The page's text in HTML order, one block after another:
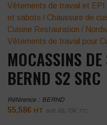
Vêtements de travail et EPI
et sabots / Chaussure de
Cuisine Restauration /
Vêtements de travail pour
MOCASSINS
BERND S2 SRC
Référence : BERND
55,58€ HT soit 66,70€ TTC